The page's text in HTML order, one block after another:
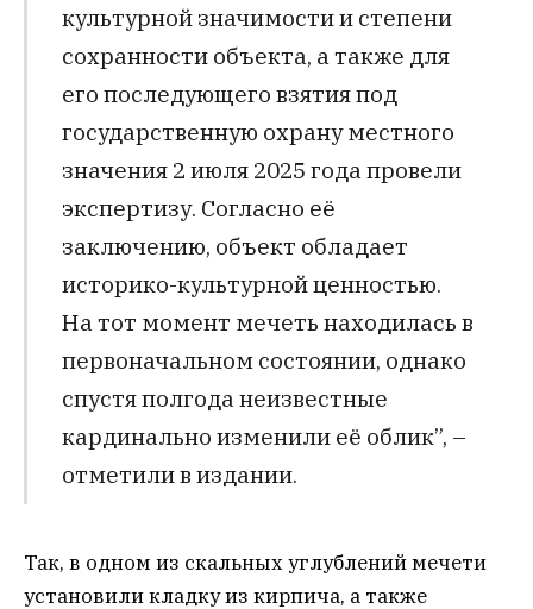
культурной значимости и степени
сохранности объекта, а также для
его последующего взятия под
государственную охрану местного
значения 2 июля 2025 года провели
экспертизу. Согласно её
заключению, объект обладает
историко-культурной ценностью.
На тот момент мечеть находилась в
первоначальном состоянии, однако
спустя полгода неизвестные
кардинально изменили её облик”, –
отметили в издании.
Так, в одном из скальных углублений мечети
установили кладку из кирпича, а также